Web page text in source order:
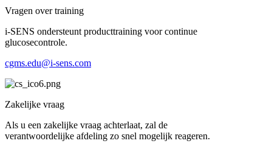
Vragen over training
i-SENS ondersteunt producttraining voor continue
glucosecontrole.
cgms.edu@i-sens.com
Zakelijke vraag
Als u een zakelijke vraag achterlaat, zal de
verantwoordelijke afdeling zo snel mogelijk reageren.